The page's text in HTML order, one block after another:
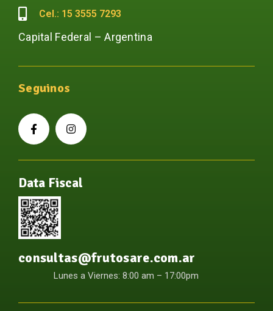
Cel.: 15 3555 7293
Capital Federal – Argentina
Seguinos
Data Fiscal
consultas@frutosare.com.ar
Lunes a Viernes: 8:00 am – 17:00pm